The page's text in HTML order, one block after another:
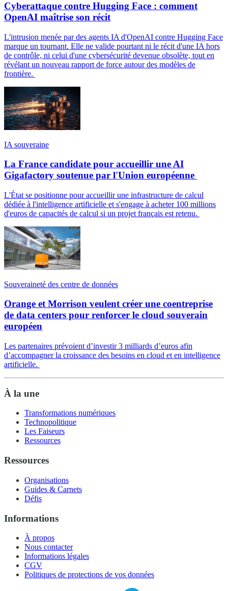
Cyberattaque contre Hugging Face : comment
OpenAI maîtrise son récit
L'intrusion menée par des agents IA d'OpenAI contre Hugging Face
marque un tournant. Elle ne valide pourtant ni le récit d'une IA hors
de contrôle, ni celui d'une cybersécurité devenue obsolète, tout en
révélant un nouveau rapport de force autour des modèles de
frontière.
IA souveraine
La France candidate pour accueillir une AI
Gigafactory soutenue par l'Union européenne
L'État se positionne pour accueillir une infrastructure de calcul
dédiée à l'intelligence artificielle et s'engage à acheter 100 millions
d'euros de capacités de calcul si un projet français est retenu.
Souveraineté des centre de données
Orange et Morrison veulent créer une coentreprise
de data centers pour renforcer le cloud souverain
européen
Les partenaires prévoient d’investir 3 milliards d’euros afin
d’accompagner la croissance des besoins en cloud et en intelligence
artificielle.
À la une
Transformations numériques
Technopolitique
Les Faiseurs
Ressources
Ressources
Organisations
Guides & Carnets
Défis
Informations
À propos
Nous contacter
Informations légales
CGV
Politiques de protections de vos données